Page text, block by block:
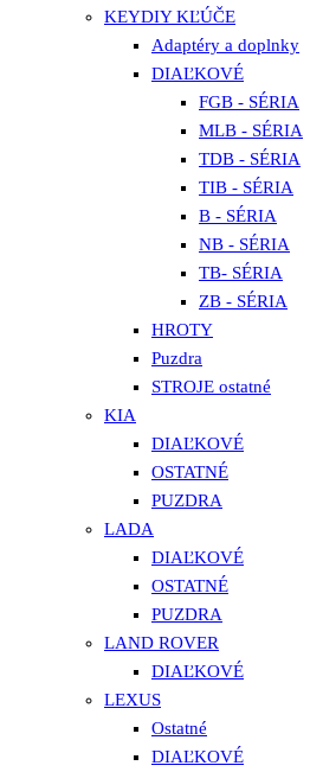
KEYDIY KĽÚČE
Adaptéry a doplnky
DIAĽKOVÉ
FGB - SÉRIA
MLB - SÉRIA
TDB - SÉRIA
TIB - SÉRIA
B - SÉRIA
NB - SÉRIA
TB- SÉRIA
ZB - SÉRIA
HROTY
Puzdra
STROJE ostatné
KIA
DIAĽKOVÉ
OSTATNÉ
PUZDRA
LADA
DIAĽKOVÉ
OSTATNÉ
PUZDRA
LAND ROVER
DIAĽKOVÉ
LEXUS
Ostatné
DIAĽKOVÉ